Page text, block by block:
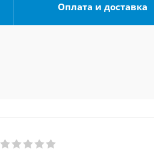
Оплата и доставка